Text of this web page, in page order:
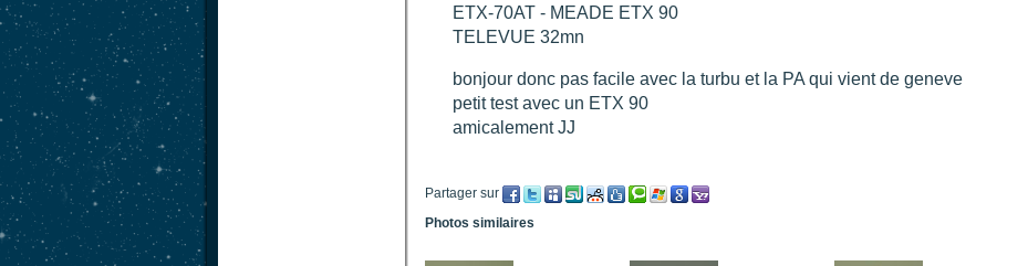
ETX-70AT - MEADE ETX 90
TELEVUE 32mn
bonjour donc pas facile avec la turbu et la PA qui vient de geneve
petit test avec un ETX 90
amicalement JJ
Partager sur
Photos similaires